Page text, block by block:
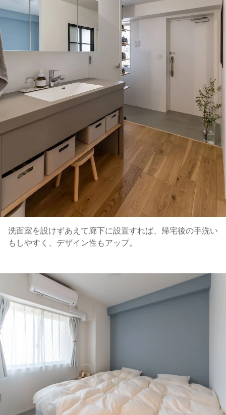
洗面室を設けずあえて廊下に設置すれば、帰宅後の手洗い
もしやすく、デザイン性もアップ。